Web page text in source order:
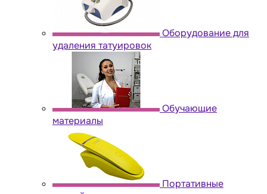
Оборудование для
удаления татуировок
Обучающие
материалы
Портативные